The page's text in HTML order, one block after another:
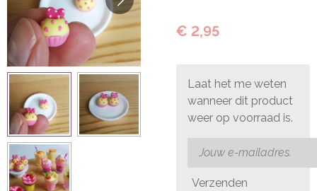
€ 2,95
Laat het me weten
wanneer dit product
weer op voorraad is.
Verzenden